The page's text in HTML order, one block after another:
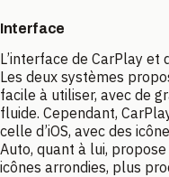
Interface
L’interface de CarPlay et
Les deux systèmes
facile à utiliser, avec de
fluide. Cependant,
celle d’iOS, avec des
Auto, quant à lui,
icônes arrondies, plus